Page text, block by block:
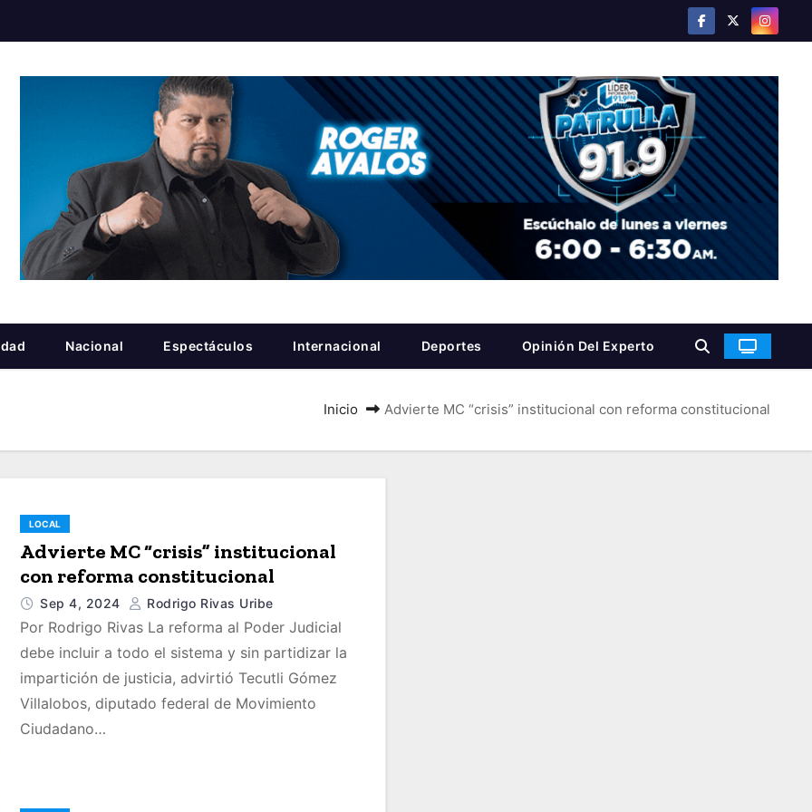
Nacional Espectáculos Internacional Deportes Opinión Del Experto
Inicio Advierte MC “crisis” institucional con reforma constitucional
LOCAL
Advierte MC “crisis” institucional
con reforma constitucional
Sep 4, 2024 Rodrigo Rivas Uribe
Por Rodrigo Rivas La reforma al Poder Judicial
debe incluir a todo el sistema y sin partidizar la
impartición de justicia, advirtió Tecutli Gómez
Villalobos, diputado federal de Movimiento
Ciudadano…